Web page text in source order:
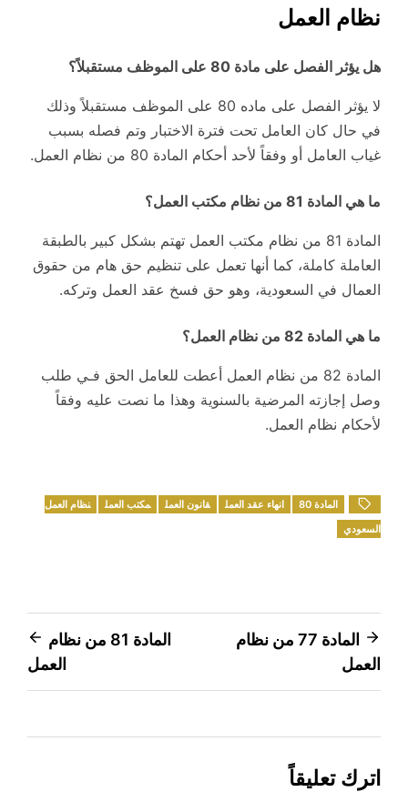
نظام العمل
هل يؤثر الفصل على مادة 80 على الموظف مستقبلاً؟
لا يؤثر الفصل على ماده 80 على الموظف مستقبلاً وذلك
في حال كان العامل تحت فترة الاختبار وتم فصله بسبب
غياب العامل أو وفقاً لأحد أحكام المادة 80 من نظام العمل.
ما هي المادة 81 من نظام مكتب العمل؟
المادة 81 من نظام مكتب العمل تهتم بشكل كبير بالطبقة
العاملة كاملة، كما أنها تعمل على تنظيم حق هام من حقوق
العمال في السعودية، وهو حق فسخ عقد العمل وتركه.
ما هي المادة 82 من نظام العمل؟
المادة 82 من نظام العمل أعطت للعامل الحق فـي طلب
وصل إجازته المرضية بالسنوية وهذا ما نصت عليه وفقاً
لأحكام نظام العمل.
المادة 80 انهاء عقد العمل قانون العمل مكتب العمل
نظام العمل
السعودي
تصفّح
المقالات
المادة 77 من نظام
العمل
المادة 81 من نظام
العمل
اترك تعليقاً